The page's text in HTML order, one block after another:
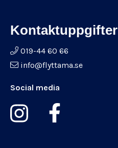
Kontaktuppgifter
019-44 60 66
info@flyttama.se
Social media